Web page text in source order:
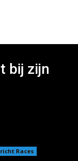
bij zijn
Races